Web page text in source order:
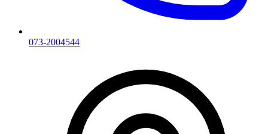
073-2004544